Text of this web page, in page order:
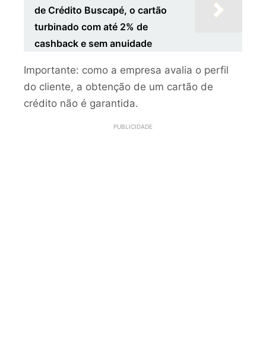
de Crédito Buscapé, o cartão
turbinado com até 2% de
cashback e sem anuidade
Importante: como a empresa avalia o perfil
do cliente, a obtenção de um cartão de
crédito não é garantida.
PUBLICIDADE